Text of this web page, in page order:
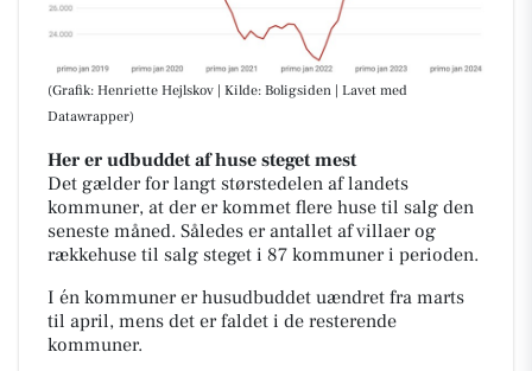
(Grafik: Henriette Hejlskov | Kilde: Boligsiden | Lavet med
Datawrapper)
Her er udbuddet af huse steget mest
Det gælder for langt størstedelen af landets
kommuner, at der er kommet flere huse til salg den
seneste måned. Således er antallet af villaer og
rækkehuse til salg steget i 87 kommuner i perioden.
I én kommuner er husudbuddet uændret fra marts
til april, mens det er faldet i de resterende
kommuner.